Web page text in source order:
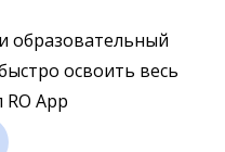
образовательный
освоить весь
App